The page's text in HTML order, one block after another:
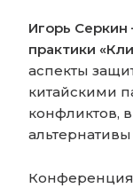
Игорь Серкин
практики
аспекты
китайскими
конфликтов,
Конференция